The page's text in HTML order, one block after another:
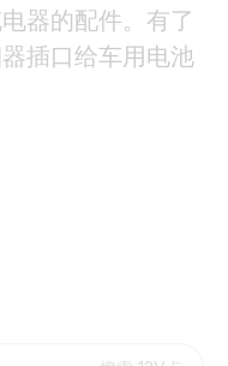
器的配件。有了
插口给车用电池